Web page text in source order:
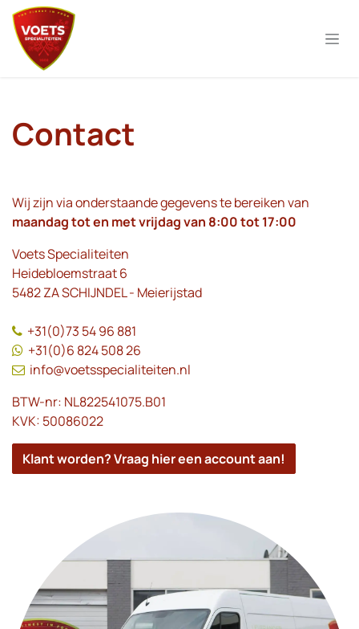
Overslaan naar inhoud
Contact
Wij zijn via onderstaande gegevens te bereiken van
maandag tot en met vrijdag van 8:00 tot 17:00
Voets Specialiteiten
Heidebloemstraat 6
5482 ZA SCHIJNDEL - Meierijstad
+31(0)73 54 96 881
+31(0)6 824 508 26
info@voetsspecialiteiten.nl
BTW-nr: NL822541075.B01
KVK: 50086022
Klant worden? Vraag hier een account aan!